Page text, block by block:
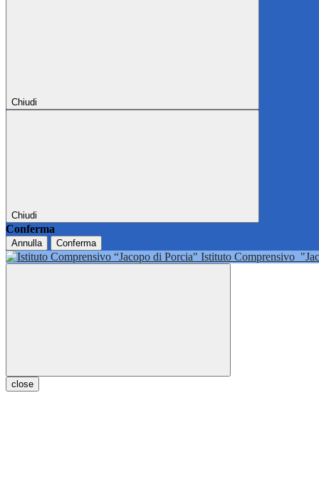
Chiudi
Chiudi
Conferma
Annulla Conferma
Istituto Comprensivo
close